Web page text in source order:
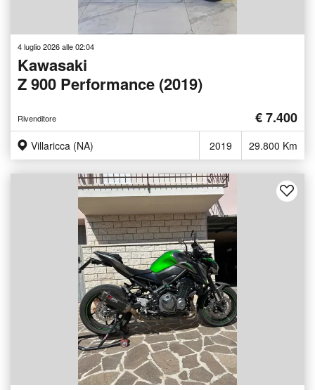
4 luglio 2026 alle 02:04
Kawasaki
Z 900 Performance (2019)
Rivenditore € 7.400
Villaricca (NA) 2019 29.800 Km